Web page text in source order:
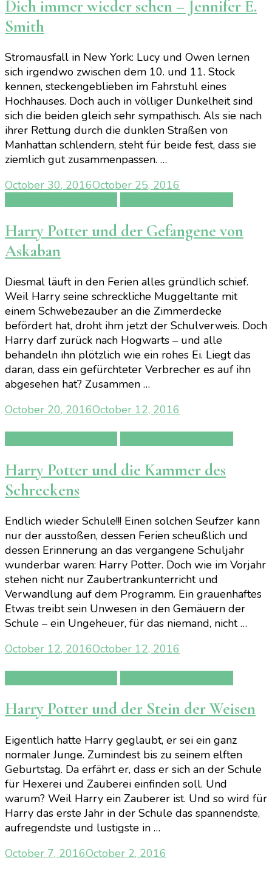
Dich immer wieder sehen – Jennifer E.
Smith
Stromausfall in New York: Lucy und Owen lernen
sich irgendwo zwischen dem 10. und 11. Stock
kennen, steckengeblieben im Fahrstuhl eines
Hochhauses. Doch auch in völliger Dunkelheit sind
sich die beiden gleich sehr sympathisch. Als sie nach
ihrer Rettung durch die dunklen Straßen von
Manhattan schlendern, steht für beide fest, dass sie
ziemlich gut zusammenpassen. …
October 30, 2016October 25, 2016
Harry Potter und der Gefangene von
Askaban
Diesmal läuft in den Ferien alles gründlich schief.
Weil Harry seine schreckliche Muggeltante mit
einem Schwebezauber an die Zimmerdecke
befördert hat, droht ihm jetzt der Schulverweis. Doch
Harry darf zurück nach Hogwarts – und alle
behandeln ihn plötzlich wie ein rohes Ei. Liegt das
daran, dass ein gefürchteter Verbrecher es auf ihn
abgesehen hat? Zusammen …
October 20, 2016October 12, 2016
Harry Potter und die Kammer des
Schreckens
Endlich wieder Schule!!! Einen solchen Seufzer kann
nur der ausstoßen, dessen Ferien scheußlich und
dessen Erinnerung an das vergangene Schuljahr
wunderbar waren: Harry Potter. Doch wie im Vorjahr
stehen nicht nur Zaubertrankunterricht und
Verwandlung auf dem Programm. Ein grauenhaftes
Etwas treibt sein Unwesen in den Gemäuern der
Schule – ein Ungeheuer, für das niemand, nicht …
October 12, 2016October 12, 2016
Harry Potter und der Stein der Weisen
Eigentlich hatte Harry geglaubt, er sei ein ganz
normaler Junge. Zumindest bis zu seinem elften
Geburtstag. Da erfährt er, dass er sich an der Schule
für Hexerei und Zauberei einfinden soll. Und
warum? Weil Harry ein Zauberer ist. Und so wird für
Harry das erste Jahr in der Schule das spannendste,
aufregendste und lustigste in …
October 7, 2016October 2, 2016